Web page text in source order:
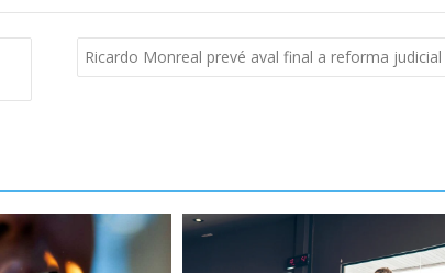
Ricardo Monreal prevé aval final a reforma judicial